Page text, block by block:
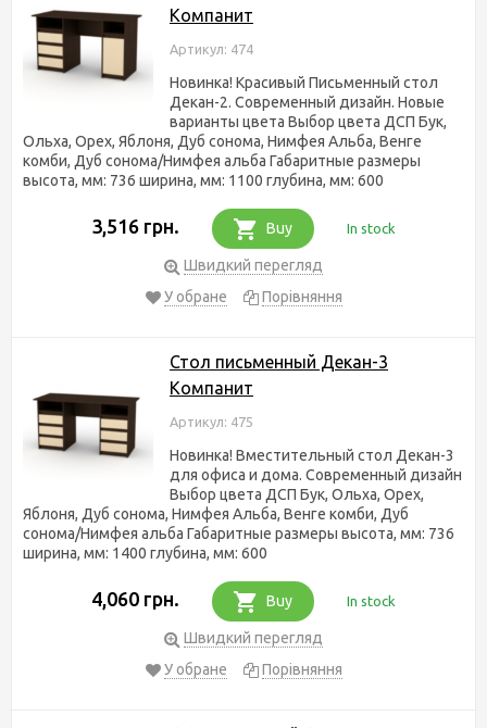
Компанит
Артикул: 474
Новинка! Красивый Письменный стол
Декан-2. Современный дизайн. Новые
варианты цвета Выбор цвета ДСП Бук,
Ольха, Орех, Яблоня, Дуб сонома, Нимфея Альба, Венге
комби, Дуб сонома/Нимфея альба Габаритные размеры
высота, мм: 736 ширина, мм: 1100 глубина, мм: 600
3,516 грн. Buy In stock
Швидкий перегляд
У обране
Порівняння
Стол письменный Декан-3
Компанит
Артикул: 475
Новинка! Вместительный стол Декан-3
для офиса и дома. Современный дизайн
Выбор цвета ДСП Бук, Ольха, Орех,
Яблоня, Дуб сонома, Нимфея Альба, Венге комби, Дуб
сонома/Нимфея альба Габаритные размеры высота, мм: 736
ширина, мм: 1400 глубина, мм: 600
4,060 грн. Buy In stock
Швидкий перегляд
У обране
Порівняння